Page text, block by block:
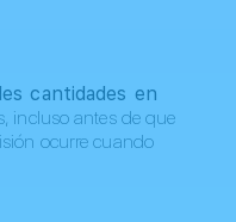
cantidades en
incluso antes de que
ocurre cuando